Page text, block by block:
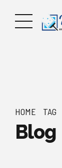
HOME TAG
Blog